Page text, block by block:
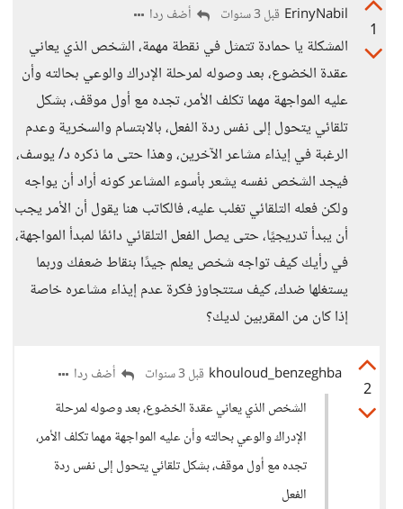
1
ErinyNabil قبل 3 سنوات أضف ردا
المشكلة يا حمادة تتمثل في نقطة مهمة، الشخص الذي يعاني
عقدة الخضوع، بعد وصوله لمرحلة الإدراك والوعي بحالته وأن
عليه المواجهة مهما تكلف الأمر، تجده مع أول موقف، بشكل
تلقائي يتحول إلى نفس ردة الفعل، بالابتسام والسخرية وعدم
الرغبة في إيذاء مشاعر الآخرين، وهذا حتى ما ذكره د/ يوسف،
فيجد الشخص نفسه يشعر بأسوء المشاعر كونه أراد أن يواجه
ولكن فعله التلقائي تغلب عليه، فالكاتب هنا يقول أن الأمر يجب
أن يبدأ تدريجيًا، حتى يصل الفعل التلقائي دائمًا لمبدأ المواجهة،
في رأيك كيف تواجه شخص يعلم جيدًا بنقاط ضعفك وربما
يستغلها ضدك، كيف ستتجاوز فكرة عدم إيذاء مشاعره خاصة
إذا كان من المقربين لديك؟
2
khouloud_benzeghba قبل 3 سنوات
أضف ردا
الشخص الذي يعاني عقدة الخضوع، بعد وصوله لمرحلة
الإدراك والوعي بحالته وأن عليه المواجهة مهما تكلف الأمر،
تجده مع أول موقف، بشكل تلقائي يتحول إلى نفس ردة
الفعل